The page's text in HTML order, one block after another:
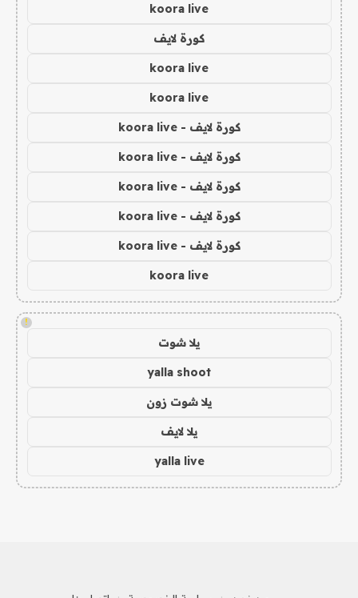
koora live
كورة لايف
koora live
koora live
كورة لايف - koora live
كورة لايف - koora live
كورة لايف - koora live
كورة لايف - koora live
كورة لايف - koora live
koora live
!
يلا شوت
yalla shoot
يلا شوت زون
يلا لايف
yalla live